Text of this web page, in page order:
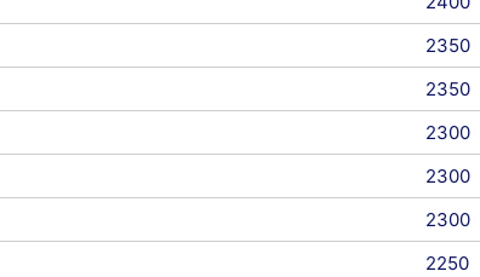
2350
2350
2300
2300
2300
2250